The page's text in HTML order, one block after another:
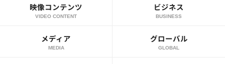
映像コンテンツ
VIDEO CONTENT
ビジネス
BUSINESS
メディア
MEDIA
グローバル
GLOBAL